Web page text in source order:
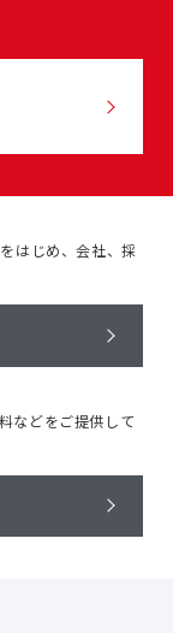
はじめ、会社、採
などをご提供して